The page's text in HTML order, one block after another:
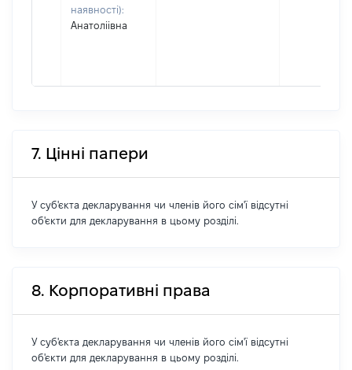
наявності):
Анатоліівна
7. Цінні папери
У суб'єкта декларування чи членів його сім'ї відсутні
об'єкти для декларування в цьому розділі.
8. Корпоративні права
У суб'єкта декларування чи членів його сім'ї відсутні
об'єкти для декларування в цьому розділі.